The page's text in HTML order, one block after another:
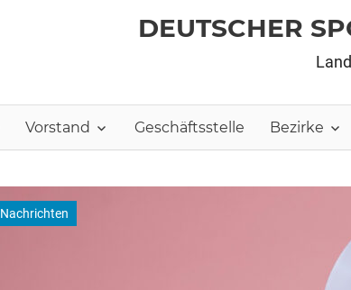
DEUTSCHER
Vorstand Geschäftsstelle Bezirke
Nachrichten